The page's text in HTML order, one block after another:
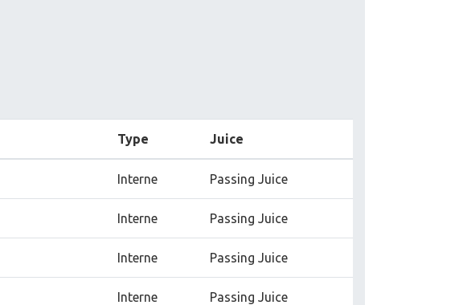
Type Juice
Interne Passing Juice
Interne Passing Juice
Interne Passing Juice
Interne Passing Juice